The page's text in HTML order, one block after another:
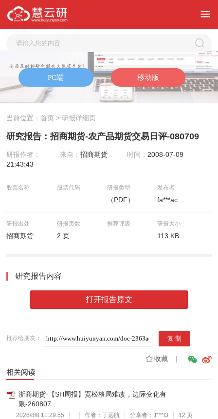
当前位置：首页 > 研报详细页
研究报告：招商期货-农产品期货交易日评-080709
研报作者： 来自：招商期货 时间： 2008-07-09
21:43:43
股票名称 股票代码 研报类型
（PDF）
发布者
fa***ac
研报出处
招商期货
研报页数
2 页
推荐评级 研报大小
113 KB
研究报告内容
打开报告原文
推荐给朋友：
收藏|
相关阅读
浙商期货-【SH周报】宽松格局难改，边际变化有
限-260807
2026/8/8 11:29:55 作者：丁远航 分享者：tt***t3 12 页